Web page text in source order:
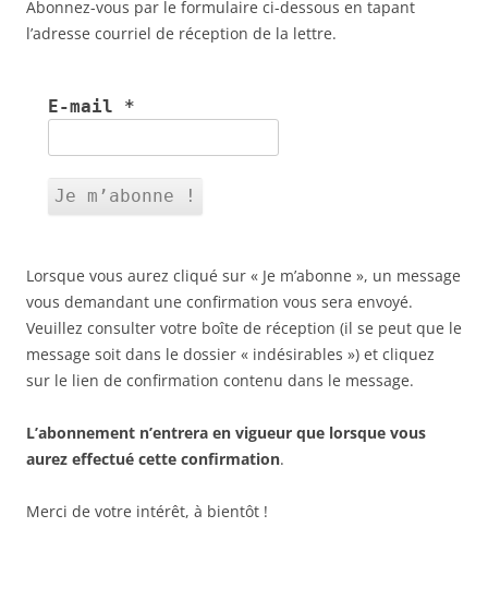
Abonnez-vous par le formulaire ci-dessous en tapant
l’adresse courriel de réception de la lettre.
E-mail *
Lorsque vous aurez cliqué sur « Je m’abonne », un message
vous demandant une confirmation vous sera envoyé.
Veuillez consulter votre boîte de réception (il se peut que le
message soit dans le dossier « indésirables ») et cliquez
sur le lien de confirmation contenu dans le message.
L’abonnement n’entrera en vigueur que lorsque vous
aurez effectué cette confirmation.
Merci de votre intérêt, à bientôt !